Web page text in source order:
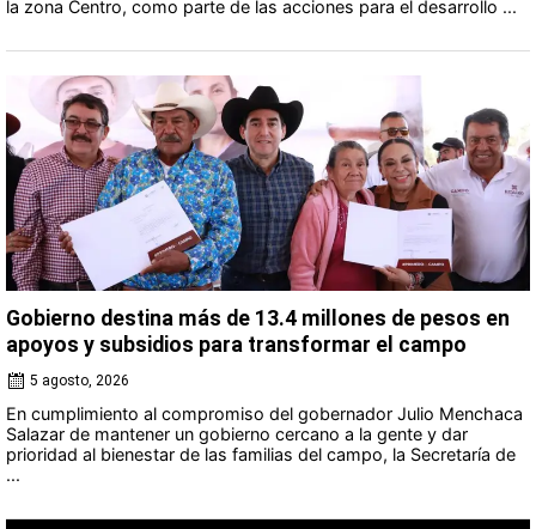
la zona Centro, como parte de las acciones para el desarrollo ...
Gobierno destina más de 13.4 millones de pesos en
apoyos y subsidios para transformar el campo
5 agosto, 2026
En cumplimiento al compromiso del gobernador Julio Menchaca
Salazar de mantener un gobierno cercano a la gente y dar
prioridad al bienestar de las familias del campo, la Secretaría de
...